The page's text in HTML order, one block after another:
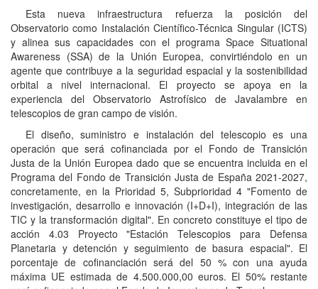
Esta nueva infraestructura refuerza la posición del
Observatorio como Instalación Científico-Técnica Singular (ICTS)
y alinea sus capacidades con el programa Space Situational
Awareness (SSA) de la Unión Europea, convirtiéndolo en un
agente que contribuye a la seguridad espacial y la sostenibilidad
orbital a nivel internacional. El proyecto se apoya en la
experiencia del Observatorio Astrofísico de Javalambre en
telescopios de gran campo de visión.
El diseño, suministro e instalación del telescopio es una
operación que será cofinanciada por el Fondo de Transición
Justa de la Unión Europea dado que se encuentra incluida en el
Programa del Fondo de Transición Justa de España 2021-2027,
concretamente, en la Prioridad 5, Subprioridad 4 "Fomento de
investigación, desarrollo e innovación (I+D+I), integración de las
TIC y la transformación digital". En concreto constituye el tipo de
acción 4.03 Proyecto "Estación Telescopios para Defensa
Planetaria y detención y seguimiento de basura espacial". El
porcentaje de cofinanciación será del 50 % con una ayuda
máxima UE estimada de 4.500.000,00 euros. El 50% restante